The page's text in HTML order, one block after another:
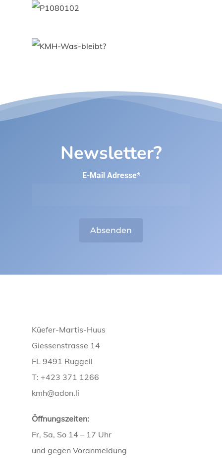
Newsletter?
E-Mail Adresse*
Küefer-Martis-Huus
Giessenstrasse 14
FL 9491 Ruggell
T: +423 371 1266
kmh@adon.li
Öffnungszeiten:
Fr, Sa, So 14 – 17 Uhr
und gegen Voranmeldung